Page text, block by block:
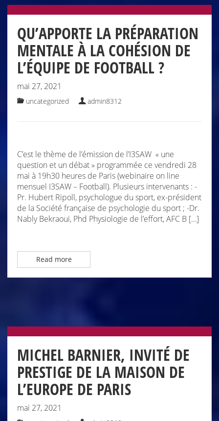
QU’APPORTE LA PRÉPARATION
MENTALE À LA COHÉSION DE
L’ÉQUIPE DE FOOTBALL ?
mai 27, 2021
uncategorized admin8312
C’est le thème de l’émission de l’I3SAW « une
question et un débat » programmée ce vendredi 28
mai à 19h30 heures de Paris (webinaire on line
mensuel I3SAW – Football). Plusieurs intervenants : -
Pr. Hubert Ripoll, psychologue du sport, ex-président
de la Société française de psychologie du sport ; -Dr.
Nably Bekraoui, Phd Physiologie de l’effort, AFC B […]
Read more
MICHEL BARNIER, INVITÉ DE
PRESTIGE DE LA MAISON DE
L’EUROPE DE PARIS
mai 27, 2021